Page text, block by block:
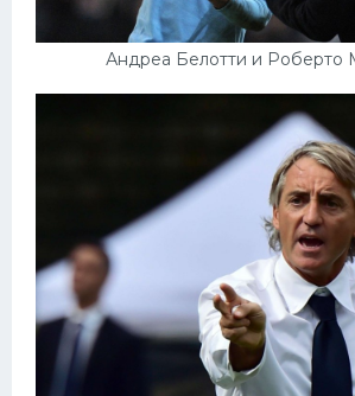
Андреа Белотти и Роберто